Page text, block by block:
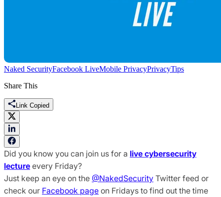
Naked SecurityFacebook LiveMobile PrivacyPrivacyTips
Share This
Link Copied
Did you know you can join us for a live cybersecurity
lecture every Friday?
Just keep an eye on the @NakedSecurity Twitter feed or
check our Facebook page on Fridays to find out the time